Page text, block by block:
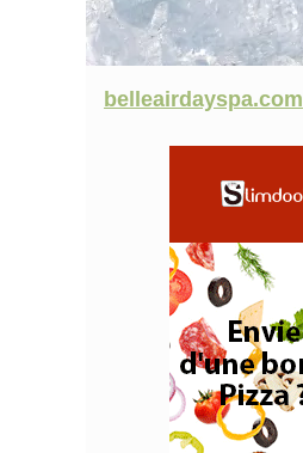
belleairdayspa.com